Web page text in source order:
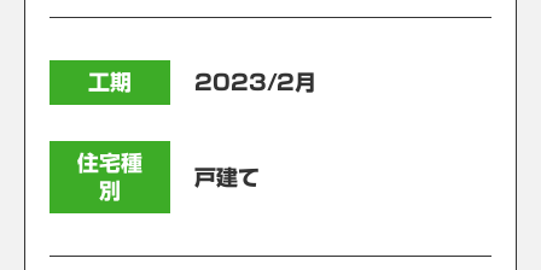
工期 2023/2月
住宅種
別
戸建て